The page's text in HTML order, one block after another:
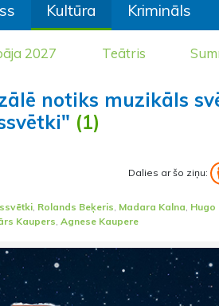
Kultūra Krimināls
2027 Teātris
notiks muzikāls
(1)
Dalies ar šo ziņu:
, Rolands Beķeris, Madara Kalna, Hugo
Kaupers, Agnese Kaupere